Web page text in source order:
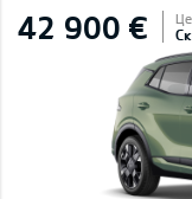
42 900 €